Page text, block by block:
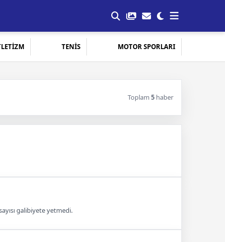
TENİS MOTOR SPORLARI
Toplam 5 haber
galibiyete yetmedi.